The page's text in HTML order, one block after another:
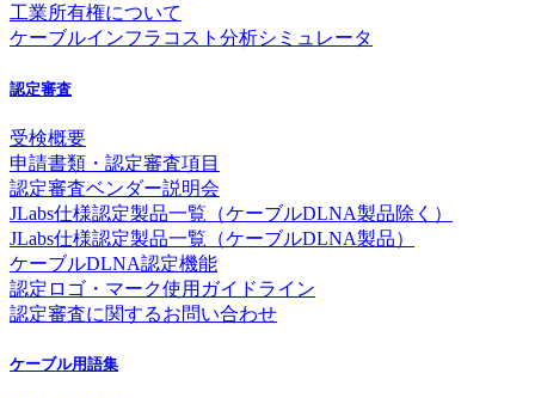
工業所有権について
ケーブルインフラコスト分析シミュレータ
認定審査
受検概要
申請書類・認定審査項目
認定審査ベンダー説明会
JLabs仕様認定製品一覧（ケーブルDLNA製品除く）
JLabs仕様認定製品一覧（ケーブルDLNA製品）
ケーブルDLNA認定機能
認定ロゴ・マーク使用ガイドライン
認定審査に関するお問い合わせ
ケーブル用語集